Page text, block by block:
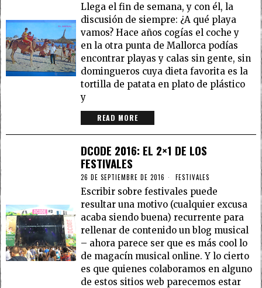
Llega el fin de semana, y con él, la
discusión de siempre: ¿A qué playa
vamos? Hace años cogías el coche y
en la otra punta de Mallorca podías
encontrar playas y calas sin gente, sin
domingueros cuya dieta favorita es la
tortilla de patata en plato de plástico
y
READ MORE
DCODE 2016: EL 2×1 DE LOS
FESTIVALES
26 DE SEPTIEMBRE DE 2016 FESTIVALES
Escribir sobre festivales puede
resultar una motivo (cualquier excusa
acaba siendo buena) recurrente para
rellenar de contenido un blog musical
– ahora parece ser que es más cool lo
de magacín musical online. Y lo cierto
es que quienes colaboramos en alguno
de estos sitios web parecemos estar